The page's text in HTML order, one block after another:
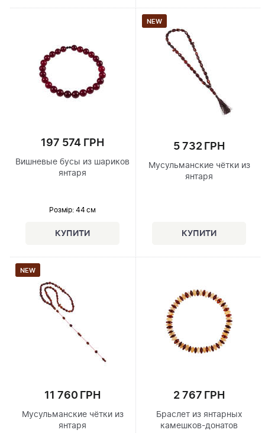
197 574 ГРН
Вишневые бусы из шариков
янтаря
Розмір: 44 см
NEW
5 732 ГРН
Мусульманские чётки из
янтаря
NEW
11 760 ГРН
Мусульманские чётки из
янтаря
2 767 ГРН
Браслет из янтарных
камешков-донатов